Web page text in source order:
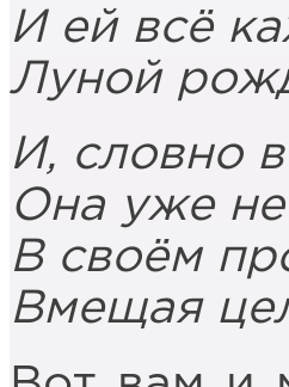
И ей всё
Луной
И, словно
Она уже
В своём
Вмещая